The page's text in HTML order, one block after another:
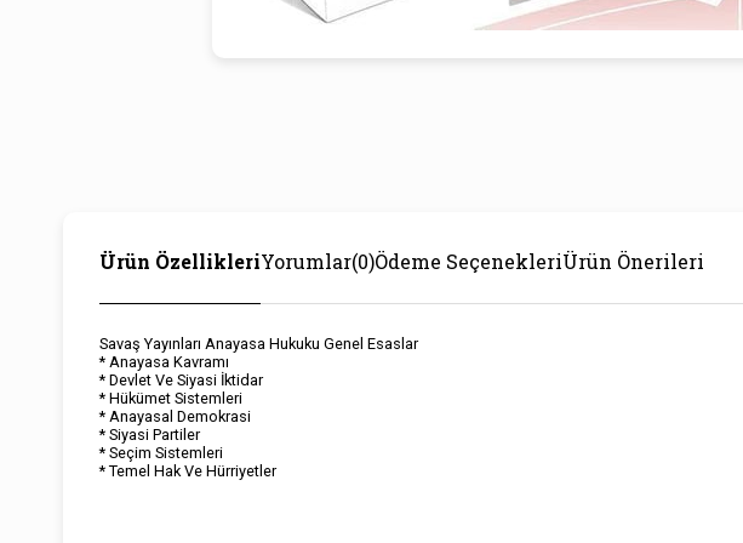
Ürün ÖzellikleriYorumlar(0)Ödeme SeçenekleriÜrün Önerileri
Savaş Yayınları Anayasa Hukuku Genel Esaslar
* Anayasa Kavramı
* Devlet Ve Siyasi İktidar
* Hükümet Sistemleri
* Anayasal Demokrasi
* Siyasi Partiler
* Seçim Sistemleri
* Temel Hak Ve Hürriyetler